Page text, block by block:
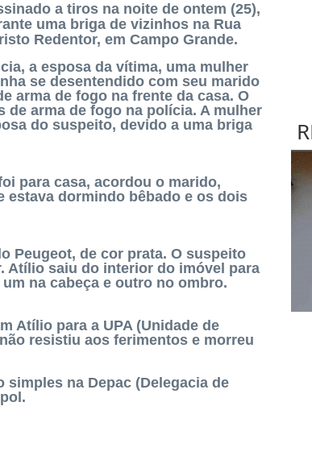
a tiros na noite de ontem (25),
uma briga de vizinhos na Rua
Redentor, em Campo Grande.
a esposa da vítima, uma mulher
se desentendido com seu marido
arma de fogo na frente da casa. O
arma de fogo na polícia. A mulher
do suspeito, devido a uma briga
para casa, acordou o marido,
estava dormindo bêbado e os dois
Peugeot, de cor prata. O suspeito
Atílio saiu do interior do imóvel para
na cabeça e outro no ombro.
Atílio para a UPA (Unidade de
resistiu aos ferimentos e morreu
na Depac (Delegacia de